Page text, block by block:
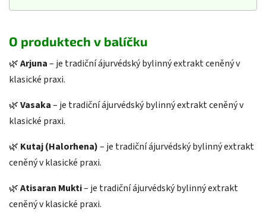
O produktech v balíčku
🌿Arjuna– je tradiční ájurvédský bylinný extrakt ceněný v
klasické praxi.
🌿Vasaka– je tradiční ájurvédský bylinný extrakt ceněný v
klasické praxi.
🌿 Kutaj (Halorhena)– je tradiční ájurvédský bylinný extrakt
ceněný v klasické praxi.
🌿Atisaran Mukti– je tradiční ájurvédský bylinný extrakt
ceněný v klasické praxi.